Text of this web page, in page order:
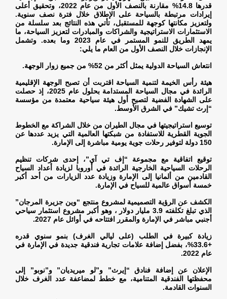
قدرها 14.8% مقارنة بالنصف الأول من عام 2022، وتحقيق أعلى
إيرادات مرتبطة بالسياحة على الإطلاق خلال فترة نصف سنوية.
ولتعزيز مكانتها كوجهة للمستقبل، تأتي هذه النتائج بعد سلسلة من
الاستثمارات الاستراتيجية والشراكات والمبادرات لتعزيز السياحة، ما
يمهد الطريق للنمو المستمر في عام 2023 وما بعده. وتشمل
الإنجازات خلال النصف الأول من العام ما يلي:
انتعاش السياحة الدولية يمثل أكثر من 52% من جميع زوار الوجهة .
هيئة رأس الخيمة لتنمية السياحة اقتربت أن تصبح الوجهة الإقليمية
الرائدة في مجال السياحة المستدامة بحلول عام 2025، إذ حصلت
على الشهادة الفضية لتصبح أول هيئة سياحية معتمدة من مؤسسة
“إرث تشيك” في الشرق الأوسط.
توسيع استراتيجيتها في مجال الطيران من خلال الشراكة مع الخطوط
الجوية القطرية للاستفادة من شبكتها العالمية التي يزيد عددها عن
150 دولة لتوفير رحلات جوية يومية مباشرة إلى الإمارة
.
توقيع اتفاقية مع مجموعة “إف تي آي”، إحدى شركات تنظيم
الرحلات السياحية الخارجية الرائدة في أوروبا لزيادة أعداد السياح
القادمين من ألمانيا إلى الإمارة وزيادة عدد الزيارات من أحد أكبر
خمسة أسواق عالمية للسياح في الإمارة.
الكشف عن الرؤية التصميمية لمشروع منتجع “وين جزيرة المرجان”
الذي تبلغ تكلفته 3.9 مليار دولار ، وهو أكبر مشروع استثمار سياحي
أجنبي مباشر في الإمارة والمقرر افتتاحه في أوائل عام 2027
.
زيادة كبيرة في الطلب (على ليالي الغرف) بنمو سنوي قدره
+33.6%، بفضل إضافة علامات تجارية فندقية جديدة في الإمارة في
عام 2022
.
الإعلان عن إضافة فنادق “إيرث” و”لو ميريديان” و”نوبو” إلى
محفظتها الفندقية المتنامية، مع خطط لمضاعفة عدد الغرف خلال
السنوات القادمة.